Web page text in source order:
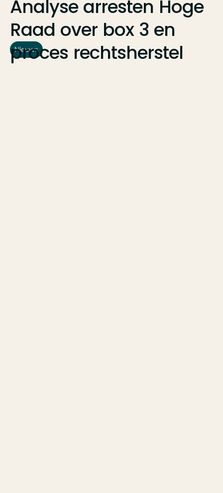
Analyse arresten Hoge
Raad over box 3 en
proces rechtsherstel
Nieuws